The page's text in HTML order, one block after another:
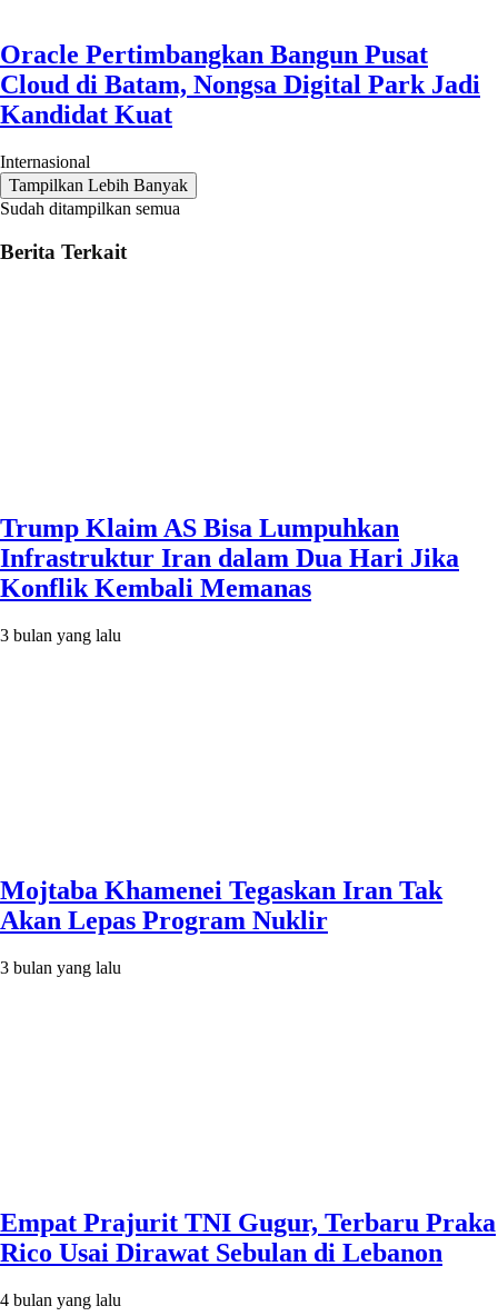
Oracle Pertimbangkan Bangun Pusat
Cloud di Batam, Nongsa Digital Park Jadi
Kandidat Kuat
Internasional
Tampilkan Lebih Banyak
Sudah ditampilkan semua
Berita Terkait
Trump Klaim AS Bisa Lumpuhkan
Infrastruktur Iran dalam Dua Hari Jika
Konflik Kembali Memanas
3 bulan yang lalu
Mojtaba Khamenei Tegaskan Iran Tak
Akan Lepas Program Nuklir
3 bulan yang lalu
Empat Prajurit TNI Gugur, Terbaru Praka
Rico Usai Dirawat Sebulan di Lebanon
4 bulan yang lalu